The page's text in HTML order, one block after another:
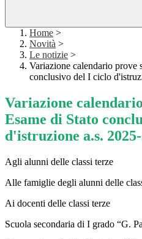
Home >
Novità >
Le notizie >
Variazione calendario prove
conclusivo del I ciclo
Variazione
Esame di Stato
d'istruzione a.s.
Agli alunni delle classi terze
Alle famiglie degli alunni delle
Ai docenti delle classi terze
Scuola secondaria di I grado “G.